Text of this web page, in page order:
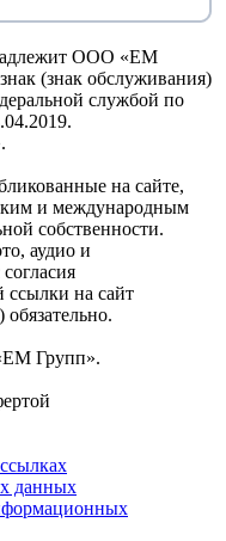
ООО «ЕМ
(знак обслуживания)
службой по
на сайте,
и международным
собственности.
аудио и
ссылки на сайт
Групп».
данных